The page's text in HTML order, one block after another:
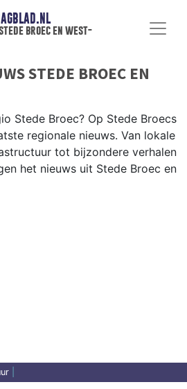
broec en west-
STEDE BROEC EN
Stede Broec? Op Stede Broecs
regionale nieuws. Van lokale
tot bijzondere verhalen
het nieuws uit Stede Broec en